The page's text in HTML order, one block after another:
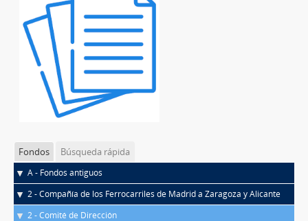
Fondos Búsqueda rápida
A - Fondos antiguos
2 - Compañía de los Ferrocarriles de Madrid a Zaragoza y Alicante
2 - Comité de Dirección